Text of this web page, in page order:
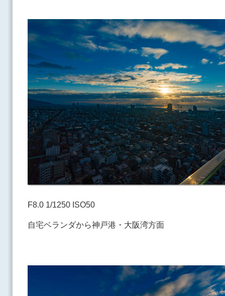
F8.0 1/1250 ISO50
自宅ベランダから神戸港・大阪湾方面